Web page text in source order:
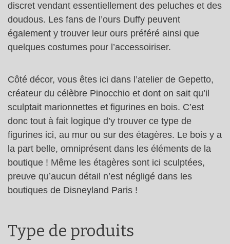
discret vendant essentiellement des peluches et des
doudous. Les fans de l’ours Duffy peuvent
également y trouver leur ours préféré ainsi que
quelques costumes pour l’accessoiriser.
Côté décor, vous êtes ici dans l’atelier de Gepetto,
créateur du célèbre Pinocchio et dont on sait qu’il
sculptait marionnettes et figurines en bois. C’est
donc tout à fait logique d’y trouver ce type de
figurines ici, au mur ou sur des étagères. Le bois y a
la part belle, omniprésent dans les éléments de la
boutique ! Même les étagères sont ici sculptées,
preuve qu’aucun détail n’est négligé dans les
boutiques de Disneyland Paris !
Type de produits